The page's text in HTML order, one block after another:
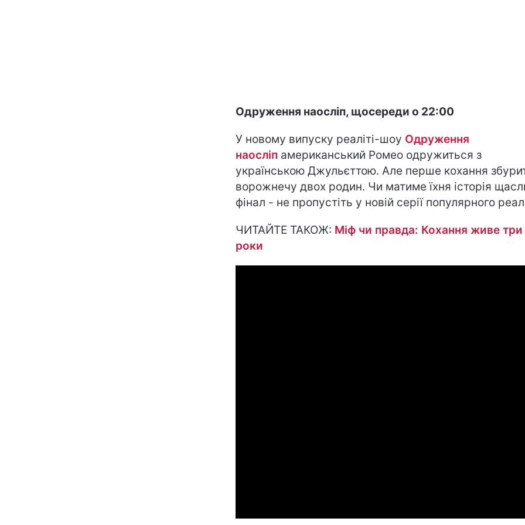
Одруження наосліп, щосереди о 22:00
У новому випуску реаліті-шоу Одруження
наосліп американський Ромео одружиться з
українською Джульєттою. Але перше кохання
ворожнечу двох родин. Чи матиме їхня історія
фінал - не пропустіть у новій серії популярного
ЧИТАЙТЕ ТАКОЖ: Міф чи правда: Кохання живе три
роки